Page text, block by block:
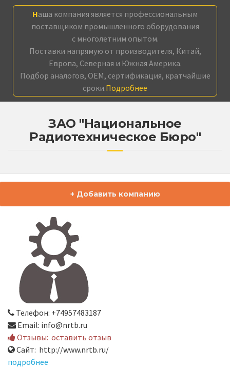
Наша компания является профессиональным
поставщиком промышленного оборудования
с многолетним опытом.
Поставки напрямую от производителя, Китай,
Европа, Северная и Южная Америка.
Подбор аналогов, OEM, сертификация, кратчайшие
сроки.Подробнее
ЗАО "Национальное
Радиотехническое Бюро"
+ Добавить компанию
Телефон: +74957483187
Email: info@nrtb.ru
Отзывы: оставить отзыв
Сайт: http://www.nrtb.ru/
подробнее